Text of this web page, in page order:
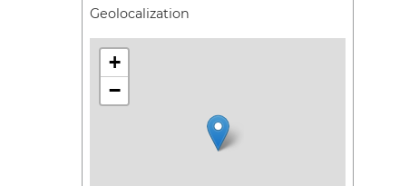
Geolocalization
+
−